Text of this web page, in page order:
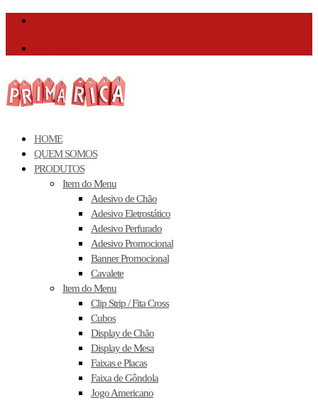
HOME
QUEM SOMOS
PRODUTOS
Item do Menu
Adesivo de Chão
Adesivo Eletrostático
Adesivo Perfurado
Adesivo Promocional
Banner Promocional
Cavalete
Item do Menu
Clip Strip / Fita Cross
Cubos
Display de Chão
Display de Mesa
Faixas e Placas
Faixa de Gôndola
Jogo Americano